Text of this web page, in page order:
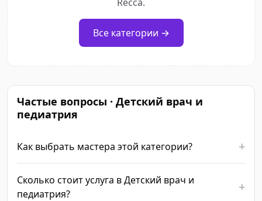
Все категории →
Частые вопросы · Детский врач и
педиатрия
Как выбрать мастера этой категории?
Сколько стоит услуга в Детский врач и
педиатрия?